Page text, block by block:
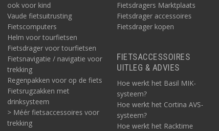
ook voor kind
Vaude fietsuitrusting
Fietscomputers
Helm voor tourfietsen
Fietsdrager voor tourfietsen
Fietsnavigatie / navigatie voor
trekking
Regenpakken voor op de fiets
Fietsrugzakken met
drinksysteem
> Méér fietsaccessoires voor
trekking
Fietsdragers Marktplaats
Fietsdrager accessoires
Fietsdrager kopen
FIETSACCESSOIRES
UITLEG & ADVIES
Hoe werkt het Basil MIK-
systeem?
Hoe werkt het Cortina AVS-
systeem?
Hoe werkt het Racktime